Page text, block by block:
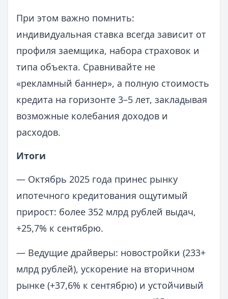
При этом важно помнить:
индивидуальная ставка всегда зависит от
профиля заемщика, набора страховок и
типа объекта. Сравнивайте не
«рекламный баннер», а полную стоимость
кредита на горизонте 3–5 лет, закладывая
возможные колебания доходов и
расходов.
Итоги
— Октябрь 2025 года принес рынку
ипотечного кредитования ощутимый
прирост: более 352 млрд рублей выдач,
+25,7% к сентябрю.
— Ведущие драйверы: новостройки (233+
млрд рублей), ускорение на вторичном
рынке (+37,6% к сентябрю) и устойчивый